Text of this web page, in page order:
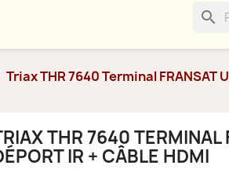
search
Triax THR 7640 Terminal FRANSAT
THR 7640 TERMINAL
IR + CÂBLE HDMI